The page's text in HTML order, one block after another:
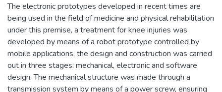
The electronic prototypes developed in recent times are
being used in the field of medicine and physical rehabilitation
under this premise, a treatment for knee injuries was
developed by means of a robot prototype controlled by
mobile applications, the design and construction was carried
out in three stages: mechanical, electronic and software
design. The mechanical structure was made through a
transmission system by means of a power screw, ensuring